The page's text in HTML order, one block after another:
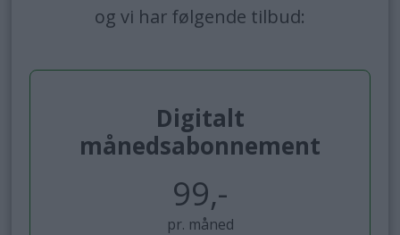
og vi har følgende tilbud:
Digitalt
månedsabonnement
99,-
pr. måned